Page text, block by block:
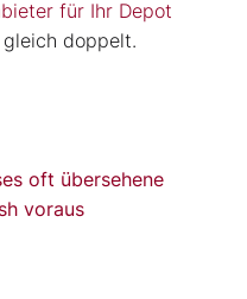
für Ihr Depot
doppelt.
oft übersehene
voraus